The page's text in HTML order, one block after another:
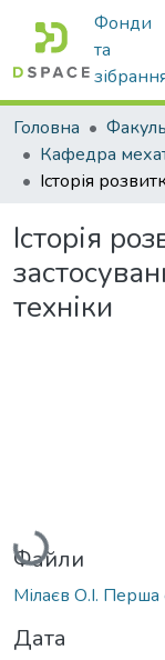
Фонди
та
Головна
Історія
техніки
Вантажиться...
Файли
Мілаєв О.І. Перша
Дата